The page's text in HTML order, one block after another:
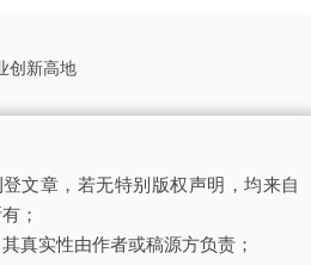
创新高地
文章，若无特别版权声明，均来自
；
真实性由作者或稿源方负责；